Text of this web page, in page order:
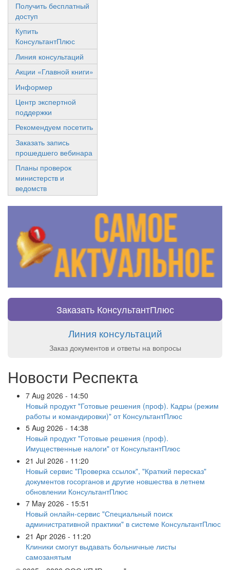
Получить бесплатный
доступ
Купить
КонсультантПлюс
Линия консультаций
Акции «Главной книги»
Информер
Центр экспертной
поддержки
Рекомендуем посетить
Заказать запись
прошедшего вебинара
Планы проверок
министерств и
ведомств
Заказать КонсультантПлюс
Линия консультаций
Заказ документов и ответы на вопросы
Новости Респекта
7 Aug 2026 - 14:50
Новый продукт "Готовые решения (проф). Кадры (режим
работы и командировки)" от КонсультантПлюс
5 Aug 2026 - 14:38
Новый продукт "Готовые решения (проф).
Имущественные налоги" от КонсультантПлюс
21 Jul 2026 - 11:20
Новый сервис "Проверка ссылок", "Краткий пересказ"
документов госорганов и другие новшества в летнем
обновлении КонсультантПлюс
7 May 2026 - 15:51
Новый онлайн-сервис "Специальный поиск
административной практики" в системе КонсультантПлюс
21 Apr 2026 - 11:20
Клиники смогут выдавать больничные листы
самозанятым